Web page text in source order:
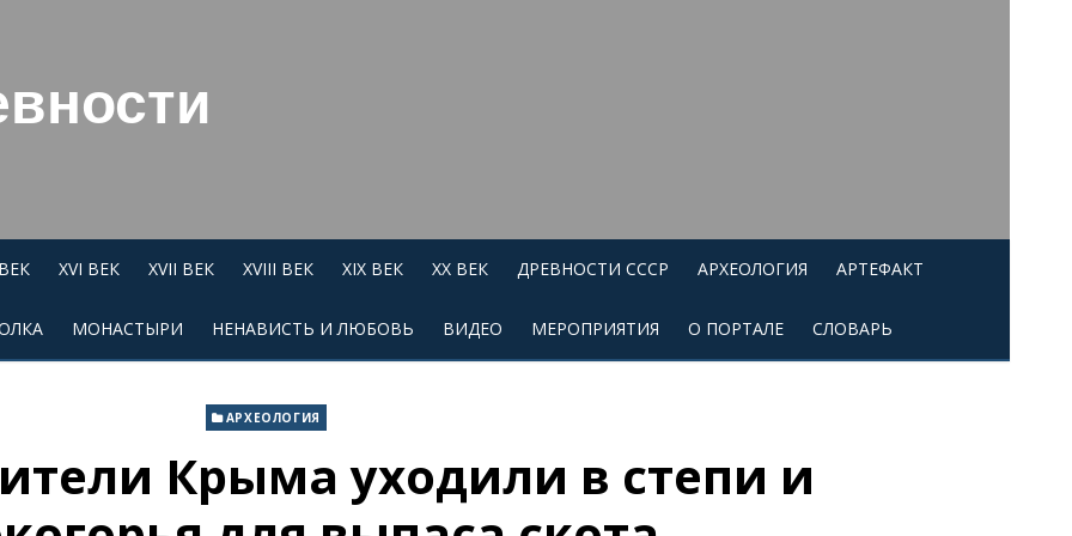
XVI ВЕК XVII ВЕК XVIII ВЕК XIX ВЕК XX ВЕК ДРЕВНОСТИ СССР АРХЕОЛОГИЯ АРТЕФАКТ
МОНАСТЫРИ НЕНАВИСТЬ И ЛЮБОВЬ ВИДЕО МЕРОПРИЯТИЯ О ПОРТАЛЕ СЛОВАРЬ
АРХЕОЛОГИЯ
Крыма уходили в степи и